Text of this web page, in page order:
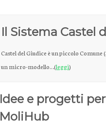
Il Sistema Castel
Castel del Giudice è un piccolo
un micro-modello…(leggi)
Idee e progetti
MoliHub